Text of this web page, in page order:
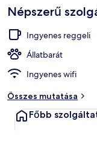
Népszerű
Ingyenes reggeli
Állatbarát
Ingyenes wifi
Összes mutatása
Főbb